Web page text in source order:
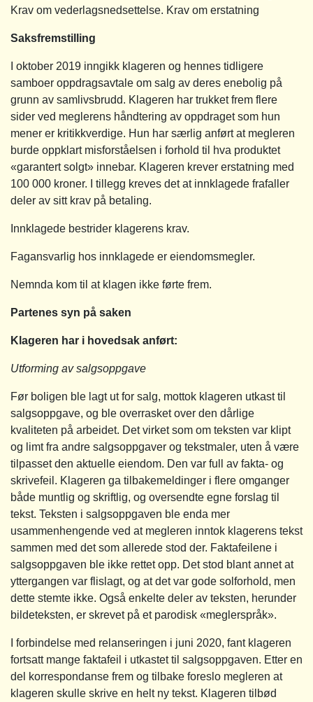
Krav om vederlagsnedsettelse. Krav om erstatning
Saksfremstilling
I oktober 2019 inngikk klageren og hennes tidligere
samboer oppdragsavtale om salg av deres enebolig på
grunn av samlivsbrudd. Klageren har trukket frem flere
sider ved meglerens håndtering av oppdraget som hun
mener er kritikkverdige. Hun har særlig anført at megleren
burde oppklart misforståelsen i forhold til hva produktet
«garantert solgt» innebar. Klageren krever erstatning med
100 000 kroner. I tillegg kreves det at innklagede frafaller
deler av sitt krav på betaling.
Innklagede bestrider klagerens krav.
Fagansvarlig hos innklagede er eiendomsmegler.
Nemnda kom til at klagen ikke førte frem.
Partenes syn på saken
Klageren har i hovedsak anført:
Utforming av salgsoppgave
Før boligen ble lagt ut for salg, mottok klageren utkast til
salgsoppgave, og ble overrasket over den dårlige
kvaliteten på arbeidet. Det virket som om teksten var klipt
og limt fra andre salgsoppgaver og tekstmaler, uten å være
tilpasset den aktuelle eiendom. Den var full av fakta- og
skrivefeil. Klageren ga tilbakemeldinger i flere omganger
både muntlig og skriftlig, og oversendte egne forslag til
tekst. Teksten i salgsoppgaven ble enda mer
usammenhengende ved at megleren inntok klagerens tekst
sammen med det som allerede stod der. Faktafeilene i
salgsoppgaven ble ikke rettet opp. Det stod blant annet at
yttergangen var flislagt, og at det var gode solforhold, men
dette stemte ikke. Også enkelte deler av teksten, herunder
bildeteksten, er skrevet på et parodisk «meglerspråk».
I forbindelse med relanseringen i juni 2020, fant klageren
fortsatt mange faktafeil i utkastet til salgsoppgaven. Etter en
del korrespondanse frem og tilbake foreslo megleren at
klageren skulle skrive en helt ny tekst. Klageren tilbød